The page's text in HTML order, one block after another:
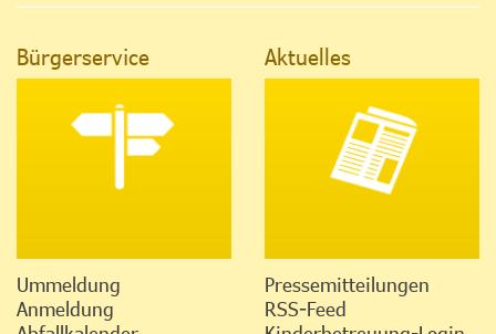
Bürgerservice
Ummeldung
Anmeldung
Aktuelles
Pressemitteilungen
RSS-Feed